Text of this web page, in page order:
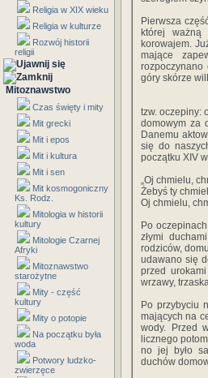
Religia w XIX wieku
Religia w kulturze
Rozwój historii
religii
Mitoznawstwo
Czas święty i mity
Mit grecki
Mit i epos
Mit i kultura
Mit i sen
Mit kosmogoniczny
Ks. Rodz.
Mitologia w historii
kultury
Mitologie Czarnej
Afryki
Mitoznawstwo
starożytne
Mity - część
kultury
Mity o potopie
Na początku była
woda
Potwory ludzko-
zwierzęce
Pierwsza
której ważną
korowajem.
mające
rozpoczynano
góry skórze
tzw. oczepiny:
domowym za
Danemu
się do
początku XIV
„Oj chmielu,
Żebyś ty
Oj chmielu,
Po
złymi
rodziców,
udawano się
przed
wrza­wy,
Po przybyciu
mających na
wody. Przed
licznego
no jej było
duchów